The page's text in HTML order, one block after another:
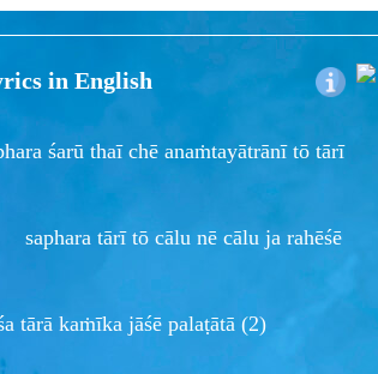
in English
śarū thaī chē anaṁtayātrānī tō tārī
tārī tō cālu nē cālu ja rahēśē
tārā kaṁīka jāśē palaṭātā (2)